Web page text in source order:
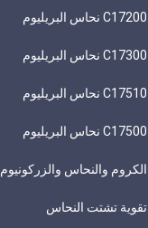
C17200 نحاس البريليوم
C17300 نحاس البريليوم
C17510 نحاس البريليوم
C17500 نحاس البريليوم
الكروم والنحاس والزركونيوم
تقوية تشتت النحاس